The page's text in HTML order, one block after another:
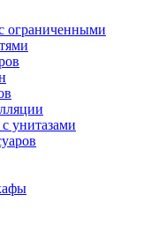
ограниченными
унитазами